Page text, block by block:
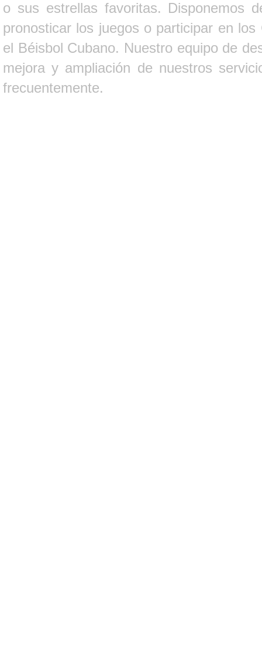
o sus estrellas favoritas. Disponemos
pronosticar los juegos o participar en
el Béisbol Cubano. Nuestro equipo de
mejora y ampliación de nuestros
frecuentemente.